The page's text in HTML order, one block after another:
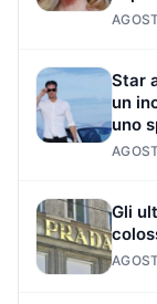
Star
un
uno
Gli